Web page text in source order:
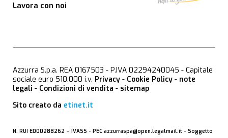
Lavora con noi
Azzurra S.p.a. REA 0167503 - P.IVA 02294240045 - Capitale
sociale euro 510.000 i.v. Privacy - Cookie Policy - note
legali - Condizioni di vendita - sitemap
Sito creato da etinet.it
N. RUI E000288262 – IVASS - PEC azzurraspa@open.legalmail.it - Soggetto